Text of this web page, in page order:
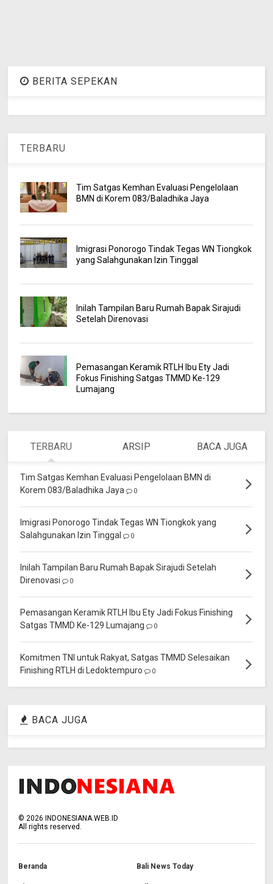
BERITA SEPEKAN
TERBARU
Tim Satgas Kemhan Evaluasi Pengelolaan
BMN di Korem 083/Baladhika Jaya
Imigrasi Ponorogo Tindak Tegas WN Tiongkok
yang Salahgunakan Izin Tinggal
Inilah Tampilan Baru Rumah Bapak Sirajudi
Setelah Direnovasi
Pemasangan Keramik RTLH Ibu Ety Jadi
Fokus Finishing Satgas TMMD Ke-129
Lumajang
TERBARU ARSIP BACA JUGA
Tim Satgas Kemhan Evaluasi Pengelolaan BMN di
Korem 083/Baladhika Jaya
0
Imigrasi Ponorogo Tindak Tegas WN Tiongkok yang
Salahgunakan Izin Tinggal
0
Inilah Tampilan Baru Rumah Bapak Sirajudi Setelah
Direnovasi
0
Pemasangan Keramik RTLH Ibu Ety Jadi Fokus Finishing
Satgas TMMD Ke-129 Lumajang
0
Komitmen TNI untuk Rakyat, Satgas TMMD Selesaikan
Finishing RTLH di Ledoktempuro
0
BACA JUGA
©2026 INDONESIANA.WEB.ID
All rights reserved.
Beranda Bali News Today